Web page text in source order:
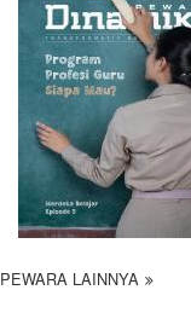
PEWARA LAINNYA